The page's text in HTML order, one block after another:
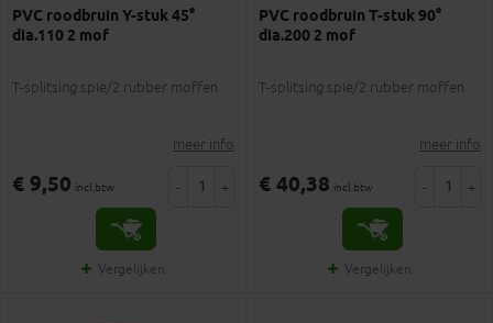
PVC roodbruin Y-stuk 45°
dia.110 2 mof
T-splitsing spie/2 rubber moffen
meer info
€ 9,50 incl.btw - +
Vergelijken
PVC roodbruin T-stuk 90°
dia.200 2 mof
T-splitsing spie/2 rubber moffen
meer info
€ 40,38 incl.btw - +
Vergelijken